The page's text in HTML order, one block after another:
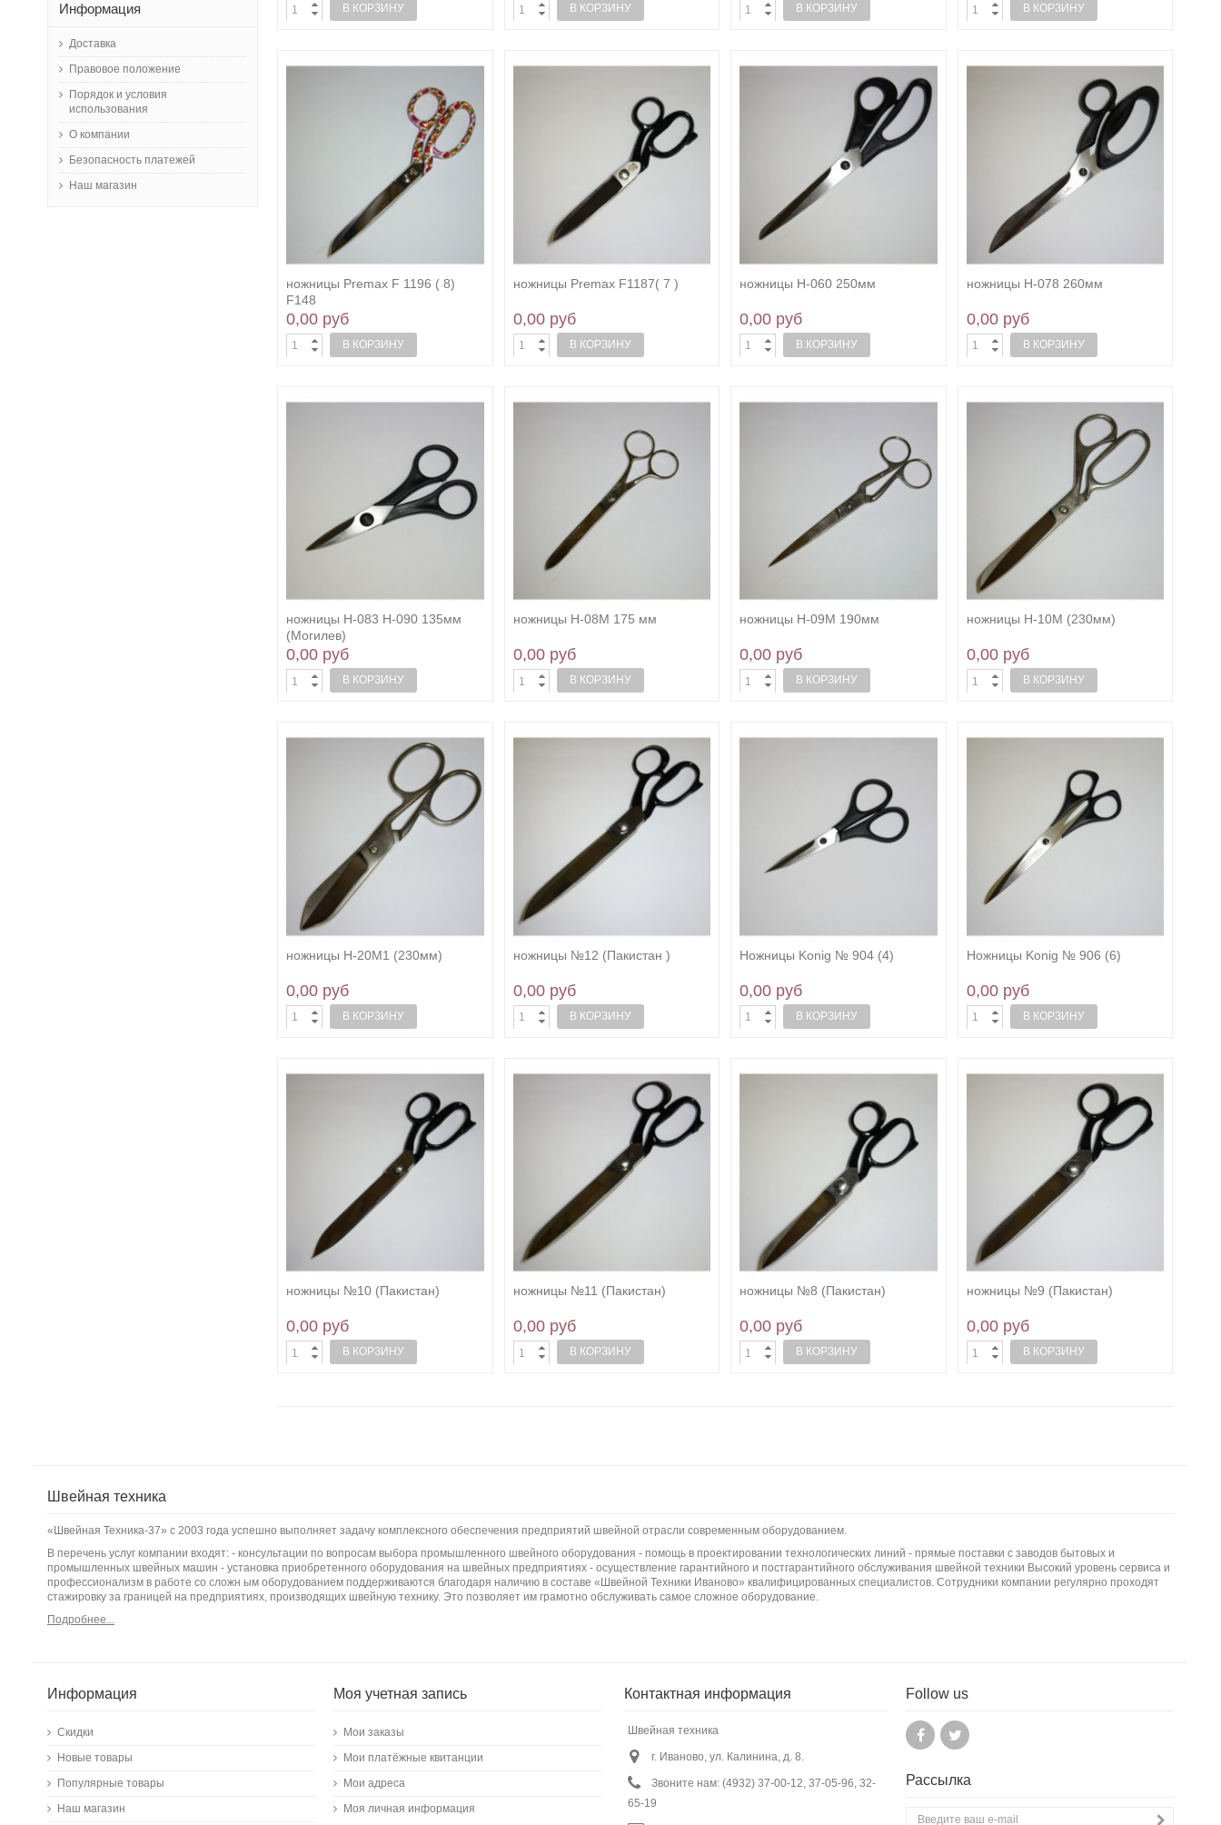
В КОРЗИНУ В КОРЗИНУ В КОРЗИНУ В КОРЗИНУ
ножницы Premax F 1196 ( 8)
F148
0,00 руб
В КОРЗИНУ
ножницы Premax F1187( 7 )
0,00 руб
В КОРЗИНУ
ножницы Н-060 250мм
0,00 руб
В КОРЗИНУ
ножницы Н-078 260мм
0,00 руб
В КОРЗИНУ
ножницы Н-083 Н-090 135мм
(Могилев)
0,00 руб
В КОРЗИНУ
ножницы Н-08М 175 мм
0,00 руб
В КОРЗИНУ
ножницы Н-09М 190мм
0,00 руб
В КОРЗИНУ
ножницы Н-10М (230мм)
0,00 руб
В КОРЗИНУ
ножницы Н-20М1 (230мм)
0,00 руб
В КОРЗИНУ
ножницы №12 (Пакистан )
0,00 руб
В КОРЗИНУ
Ножницы Konig № 904 (4)
0,00 руб
В КОРЗИНУ
Ножницы Konig № 906 (6)
0,00 руб
В КОРЗИНУ
ножницы №10 (Пакистан)
0,00 руб
В КОРЗИНУ
ножницы №11 (Пакистан)
0,00 руб
В КОРЗИНУ
ножницы №8 (Пакистан)
0,00 руб
В КОРЗИНУ
ножницы №9 (Пакистан)
0,00 руб
В КОРЗИНУ
Информация
Доставка
Правовое положение
Порядок и условия
использования
О компании
Безопасность платежей
Наш магазин
Швейная техника
«Швейная Техника-37» с 2003 года успешно выполняет задачу комплексного обеспечения предприятий швейной отрасли современным оборудованием.
В перечень услуг компании входят: - консультации по вопросам выбора промышленного швейного оборудования - помощь в проектировании технологических линий - прямые поставки с заводов бытовых и
промышленных швейных машин - установка приобретенного оборудования на швейных предприятиях - осуществление гарантийного и постгарантийного обслуживания швейной техники Высокий уровень сервиса и
профессионализм в работе со сложн ым оборудованием поддерживаются благодаря наличию в составе «Швейной Техники Иваново» квалифицированных специалистов. Сотрудники компании регулярно проходят
стажировку за границей на предприятиях, производящих швейную технику. Это позволяет им грамотно обслуживать самое сложное оборудование.
Подробнее...
Информация
Скидки
Новые товары
Популярные товары
Наш магазин
Моя учетная запись
Мои заказы
Мои платёжные квитанции
Мои адреса
Моя личная информация
Контактная информация
Швейная техника
г. Иваново, ул. Калинина, д. 8.
Звоните нам: (4932) 37-00-12, 37-05-96, 32-
65-19
Follow us
Рассылка